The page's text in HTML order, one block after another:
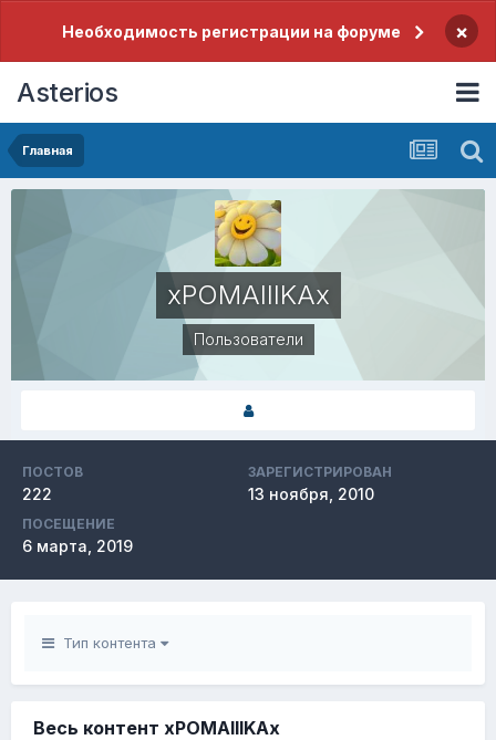
Необходимость регистрации на форуме ×
Asterios
Главная
xPOMAIIIKAx
Пользователи
ПОСТОВ
222
ЗАРЕГИСТРИРОВАН
13 ноября, 2010
ПОСЕЩЕНИЕ
6 марта, 2019
Тип контента
Весь контент xPOMAIIIKAx